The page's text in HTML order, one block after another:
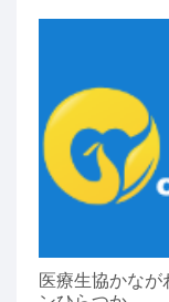
医療生協かなが